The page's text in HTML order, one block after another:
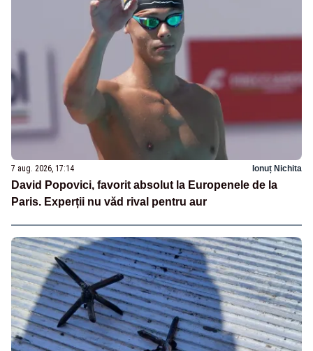
7 aug. 2026, 17:14 Ionuț Nichita
David Popovici, favorit absolut la Europenele de la
Paris. Experții nu văd rival pentru aur